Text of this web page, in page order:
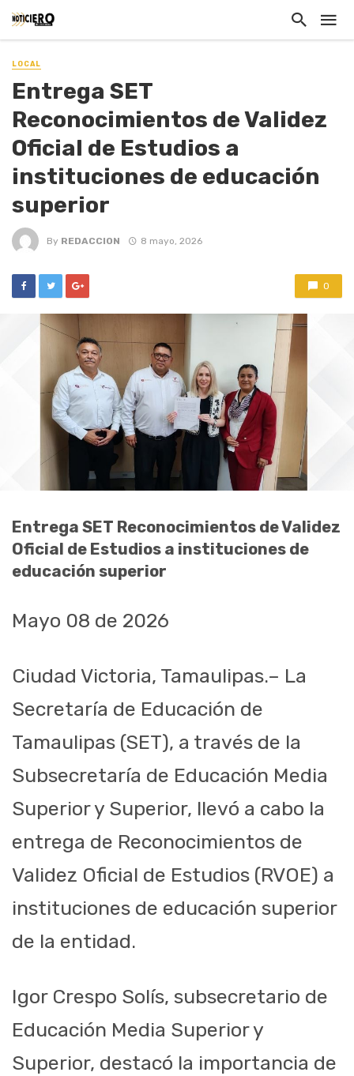
LOCAL
Entrega SET
Reconocimientos de Validez
Oficial de Estudios a
instituciones de educación
superior
By REDACCION 8 mayo, 2026
0
Entrega SET Reconocimientos de Validez
Oficial de Estudios a instituciones de
educación superior
Mayo 08 de 2026
Ciudad Victoria, Tamaulipas.– La
Secretaría de Educación de
Tamaulipas (SET), a través de la
Subsecretaría de Educación Media
Superior y Superior, llevó a cabo la
entrega de Reconocimientos de
Validez Oficial de Estudios (RVOE) a
instituciones de educación superior
de la entidad.
Igor Crespo Solís, subsecretario de
Educación Media Superior y
Superior, destacó la importancia de